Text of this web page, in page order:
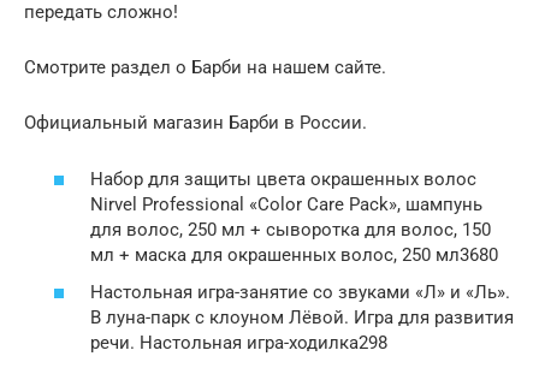
передать сложно!
Смотрите раздел о Барби на нашем сайте.
Официальный магазин Барби в России.
Набор для защиты цвета окрашенных волос
Nirvel Professional «Color Care Pack», шампунь
для волос, 250 мл + сыворотка для волос, 150
мл + маска для окрашенных волос, 250 мл3680
Настольная игра-занятие со звуками «Л» и «Ль».
В луна-парк с клоуном Лёвой. Игра для развития
речи. Настольная игра-ходилка298